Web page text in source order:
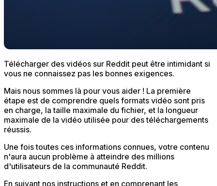
Télécharger des vidéos sur Reddit peut être intimidant si
vous ne connaissez pas les bonnes exigences.
Mais nous sommes là pour vous aider ! La première
étape est de comprendre quels formats vidéo sont pris
en charge, la taille maximale du fichier, et la longueur
maximale de la vidéo utilisée pour des téléchargements
réussis.
Une fois toutes ces informations connues, votre contenu
n'aura aucun problème à atteindre des millions
d'utilisateurs de la communauté Reddit.
En suivant nos instructions et en comprenant les